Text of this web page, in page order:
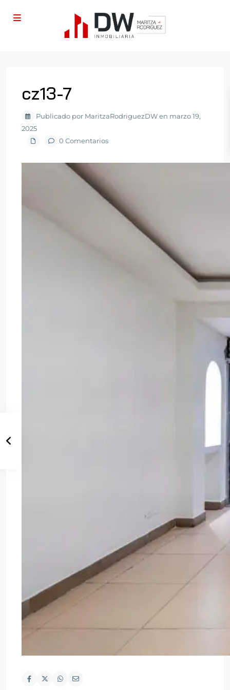
cz13-7
Publicado por MaritzaRodriguezDW en marzo 19,
2025
0 Comentarios